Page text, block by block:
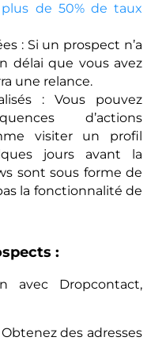
plus de 50% de taux
: Si un prospect n’a
délai que vous avez
une relance.
: Vous pouvez
d’actions
visiter un profil
jours avant la
sont sous forme de
la fonctionnalité de
:
avec Dropcontact,
des adresses